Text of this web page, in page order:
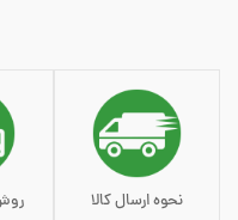
نحوه ارسال کالا